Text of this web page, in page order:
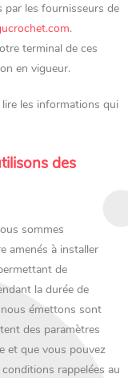
par les fournisseurs de
.
terminal de ces
en vigueur.
lire les informations qui
des
sommes
amenés à installer
de
la durée de
émettons sont
des paramètres
et que vous pouvez
rappelées au